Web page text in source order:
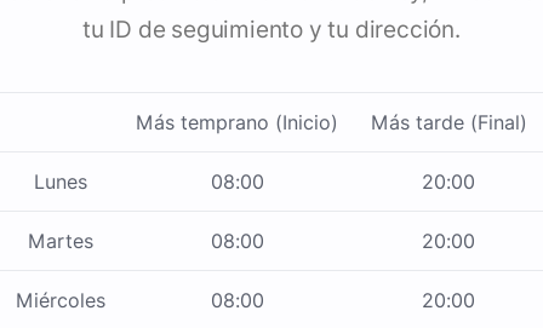
tu ID de seguimiento y tu dirección.
Más temprano (Inicio) Más tarde (Final)
Lunes 08:00 20:00
Martes 08:00 20:00
Miércoles 08:00 20:00